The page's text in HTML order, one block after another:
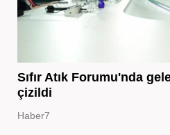
Sıfır Atık Forumu'nda
çizildi
Haber7